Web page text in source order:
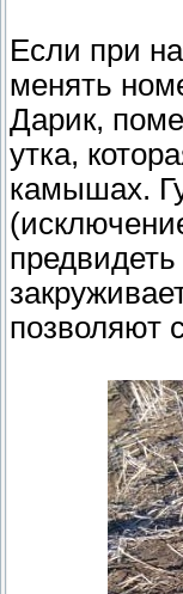
Если при
менять
Дарик,
утка,
камышах.
позволяют